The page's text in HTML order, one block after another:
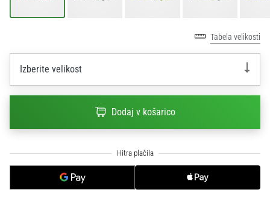
na
ženski
dresi
kopačkami
Tabela velikosti
Izberite velikost
Dodaj v košarico